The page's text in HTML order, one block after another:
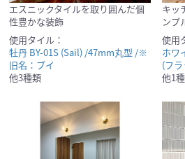
エスニックタイルを取り囲んだ個
性豊かな装飾
使用タイル：
牡丹 BY-01S (Sail) /47mm丸型 /※
旧名：ブイ
他3種類
キッ
ンプ
使用
ホワ
(フ
他1